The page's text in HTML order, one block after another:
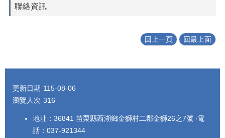
聯絡資訊
回上一頁 回最上面
:::
更新日期 115-08-06
瀏覽人次 316
地址：36841 苗栗縣西湖鄉金獅村二鄰金獅26之7號 ‧電
話：037-921344